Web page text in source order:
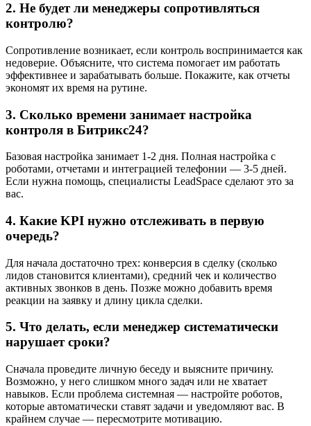
2. Не будет ли менеджеры сопротивляться
контролю?
Сопротивление возникает, если контроль воспринимается как
недоверие. Объясните, что система помогает им работать
эффективнее и зарабатывать больше. Покажите, как отчеты
экономят их время на рутине.
3. Сколько времени занимает настройка
контроля в Битрикс24?
Базовая настройка занимает 1-2 дня. Полная настройка с
роботами, отчетами и интеграцией телефонии — 3-5 дней.
Если нужна помощь, специалисты LeadSpace сделают это за
вас.
4. Какие KPI нужно отслеживать в первую
очередь?
Для начала достаточно трех: конверсия в сделку (сколько
лидов становится клиентами), средний чек и количество
активных звонков в день. Позже можно добавить время
реакции на заявку и длину цикла сделки.
5. Что делать, если менеджер систематически
нарушает сроки?
Сначала проведите личную беседу и выясните причину.
Возможно, у него слишком много задач или не хватает
навыков. Если проблема системная — настройте роботов,
которые автоматически ставят задачи и уведомляют вас. В
крайнем случае — пересмотрите мотивацию.